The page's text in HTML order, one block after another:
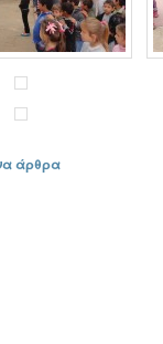
άρθρα
άρθρα